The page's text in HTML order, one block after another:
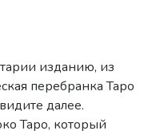
Nier
изданию, из
перебранка Таро
далее.
Таро, который